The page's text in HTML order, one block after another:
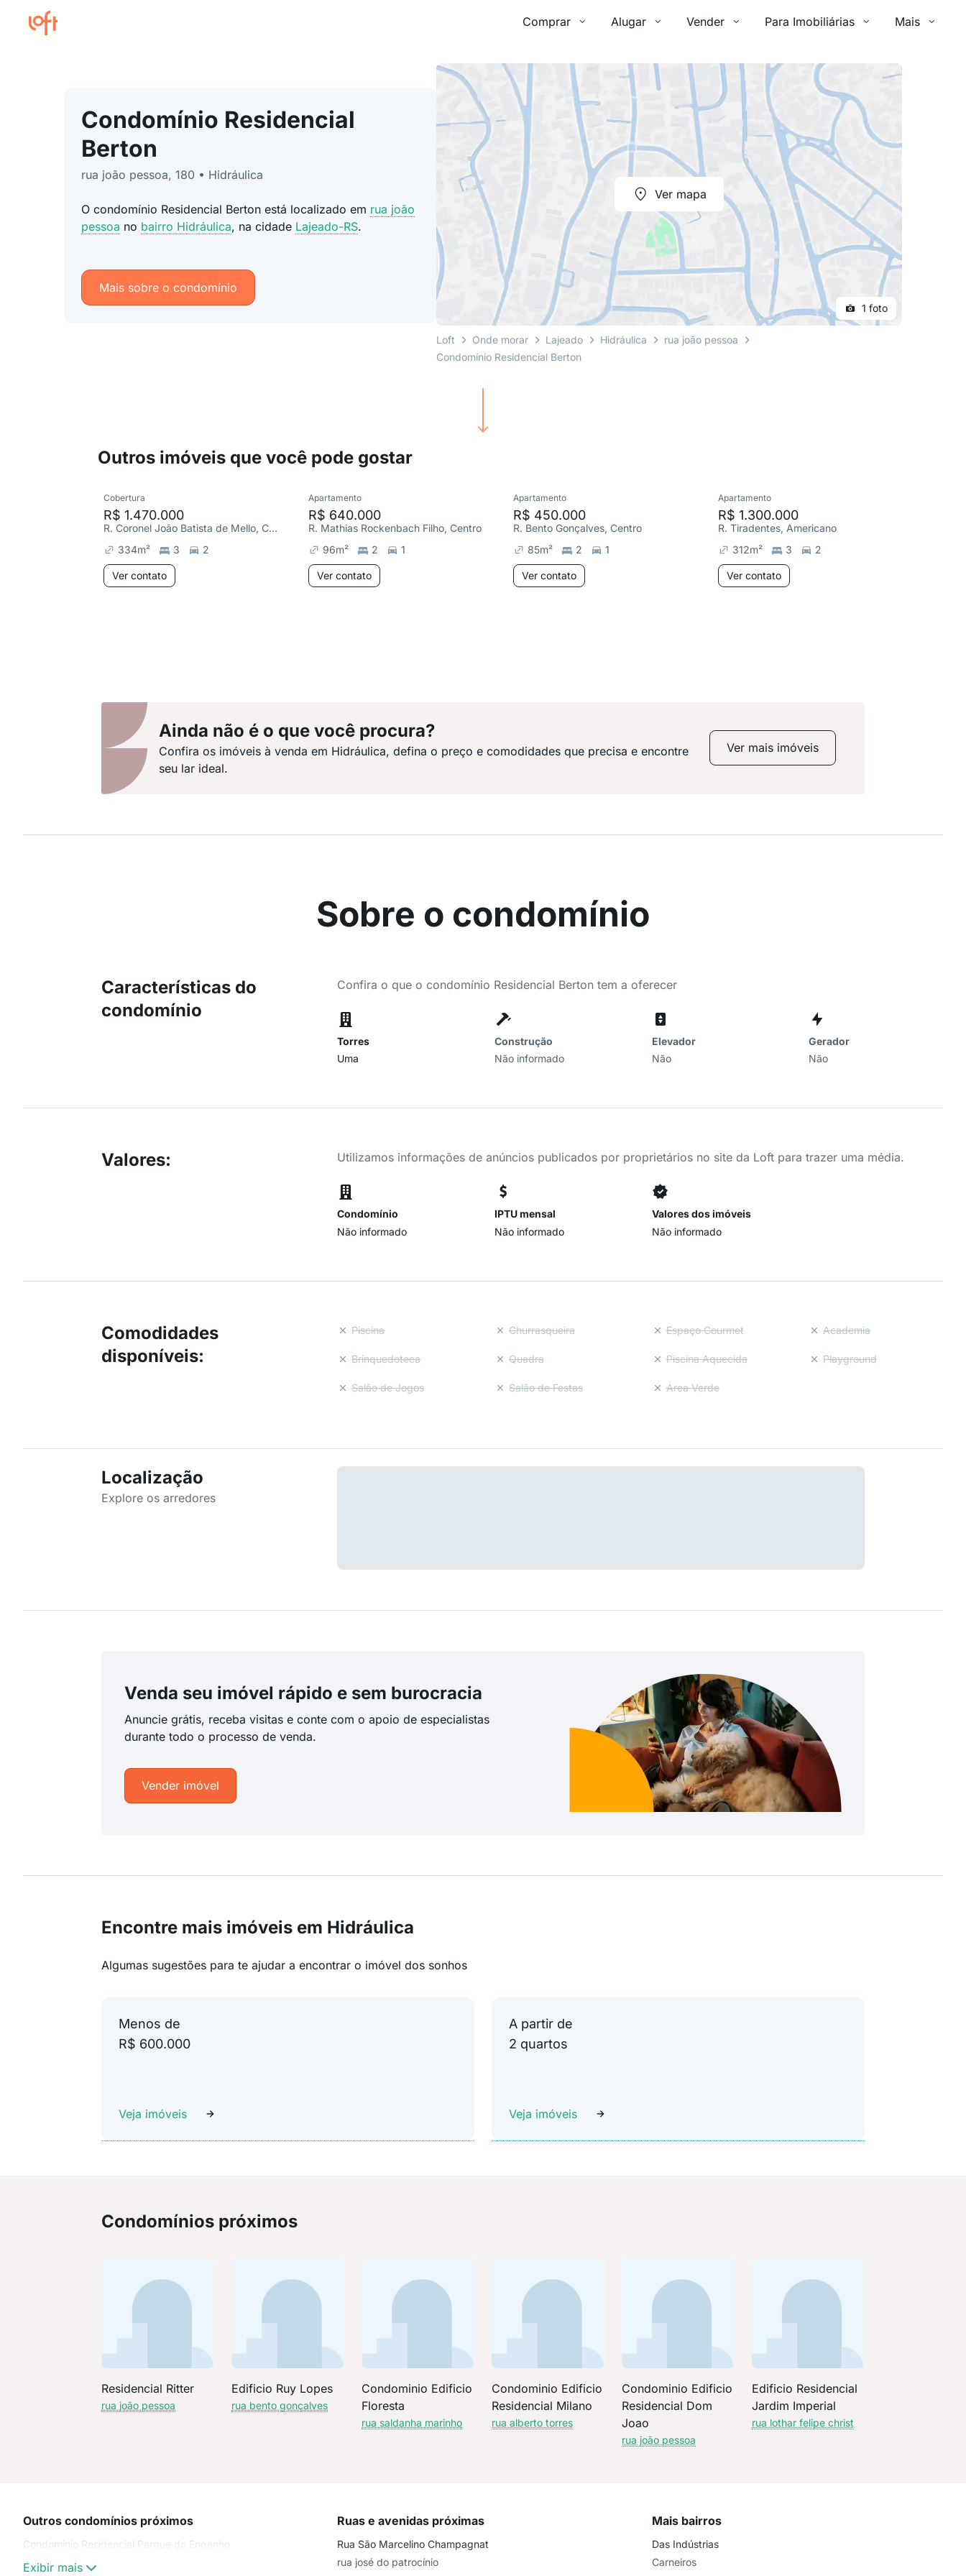
Comprar Alugar Vender Para Imobiliárias Mais
Condomínio Residencial
Berton
rua joão pessoa, 180 • Hidráulica
O condomínio Residencial Berton está localizado em rua joão
pessoa no bairro Hidráulica, na cidade Lajeado-RS.
Mais sobre o condomínio
Ver mapa
1 foto
Loft Onde morar Lajeado Hidráulica
rua joão pessoa
Condomínio Residencial Berton
Outros imóveis que você pode gostar
Cobertura
R$ 1.470.000
R. Coronel João Batista de Mello, Centro
334m² 3 2
Ver contato
Apartamento
R$ 640.000
R. Mathias Rockenbach Filho, Centro
96m² 2 1
Ver contato
Apartamento
R$ 450.000
R. Bento Gonçalves, Centro
85m² 2 1
Ver contato
Apartamento
R$ 1.300.000
R. Tiradentes, Americano
312m² 3 2
Ver contato
Ainda não é o que você procura?
Confira os imóveis à venda em Hidráulica, defina o preço e comodidades que precisa e encontre
seu lar ideal.
Ver mais imóveis
Sobre o condomínio
Características do
condomínio
Confira o que o condomínio Residencial Berton tem a oferecer
Torres
Uma
Construção
Não informado
Elevador
Não
Gerador
Não
Valores: Utilizamos informações de anúncios publicados por proprietários no site da Loft para trazer uma média.
Condomínio
Não informado
IPTU mensal
Não informado
Valores dos imóveis
Não informado
Comodidades
disponíveis:
Piscina Churrasqueira Espaço Gourmet Academia
Brinquedoteca Quadra Piscina Aquecida Playground
Salão de Jogos Salão de Festas Área Verde
Localização
Explore os arredores
Venda seu imóvel rápido e sem burocracia
Anuncie grátis, receba visitas e conte com o apoio de especialistas
durante todo o processo de venda.
Vender imóvel
Encontre mais imóveis em Hidráulica
Algumas sugestões para te ajudar a encontrar o imóvel dos sonhos
Menos de
R$ 600.000
Veja imóveis
A partir de
2 quartos
Veja imóveis
Condomínios próximos
Residencial Ritter
rua joão pessoa
Edificio Ruy Lopes
rua bento gonçalves
Condominio Edificio
Floresta
rua saldanha marinho
Condominio Edificio
Residencial Milano
rua alberto torres
Condominio Edificio
Residencial Dom
Joao
rua joão pessoa
Edificio Residencial
Jardim Imperial
rua lothar felipe christ
Outros condomínios próximos
Condominio Residencial Parque do Engenho
Exibir mais
Ruas e avenidas próximas
Rua São Marcelino Champagnat
rua josé do patrocínio
Mais bairros
Das Indústrias
Carneiros